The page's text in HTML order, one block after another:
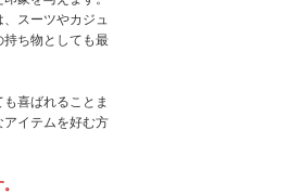
スーツやカジュ
持ち物としても最
喜ばれることま
アイテムを好む方